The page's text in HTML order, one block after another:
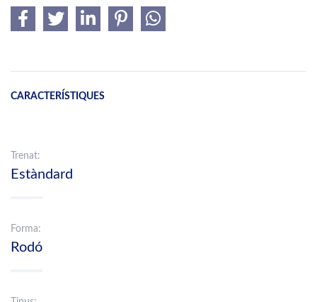
CARACTERÍSTIQUES
Trenat:
Estàndard
Forma:
Rodó